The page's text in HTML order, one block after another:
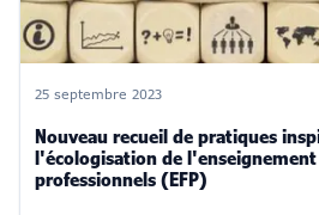
25 septembre 2023
Nouveau recueil de pratiques
l'écologisation de
professionnels (EFP)